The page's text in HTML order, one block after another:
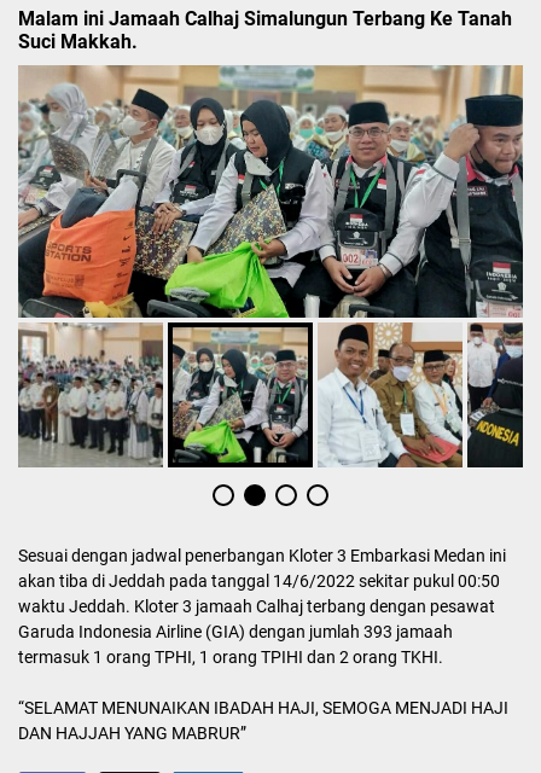
Malam ini Jamaah Calhaj Simalungun Terbang Ke Tanah
Suci Makkah.
Sesuai dengan jadwal penerbangan Kloter 3 Embarkasi Medan ini
akan tiba di Jeddah pada tanggal 14/6/2022 sekitar pukul 00:50
waktu Jeddah. Kloter 3 jamaah Calhaj terbang dengan pesawat
Garuda Indonesia Airline (GIA) dengan jumlah 393 jamaah
termasuk 1 orang TPHI, 1 orang TPIHI dan 2 orang TKHI.
“SELAMAT MENUNAIKAN IBADAH HAJI, SEMOGA MENJADI HAJI
DAN HAJJAH YANG MABRUR”